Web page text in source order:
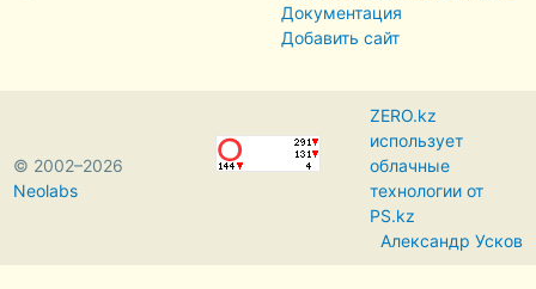
Документация
Добавить сайт
© 2002–2026
Neolabs
ZERO.kz
использует
облачные
технологии от
PS.kz
Александр Усков